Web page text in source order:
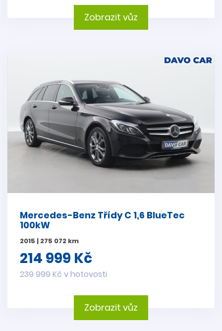
Zobrazit vůz
Mercedes-Benz Třídy C 1,6 BlueTec
100kW
2015 | 275 072 km
214 999 Kč
239 999 Kč v hotovosti
Zobrazit vůz